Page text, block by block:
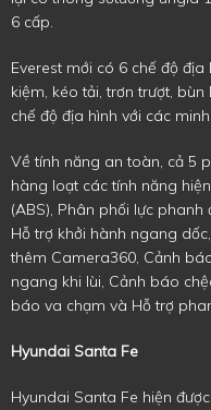
6 cấp.
Everest mới có 6 chế độ
kiệm, kéo tải, trơn trượt,
chế độ địa hình với các
Về tính năng an toàn, cả 5
hàng loạt các tính năng
(ABS), Phân phối lực phanh
Hỗ trợ khởi hành ngang
thêm Camera360, Cảnh
ngang khi lùi, Cảnh báo
báo va chạm và Hỗ trợ
Hyundai Santa Fe
Hyundai Santa Fe hiện